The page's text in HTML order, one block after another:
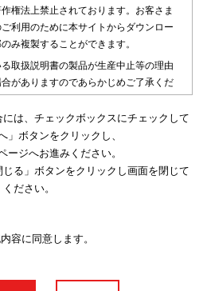
権法上禁止されております。お客さま
利用のために本サイトからダウンロー
み複製することができます。
取扱説明書の製品が生産中止等の理由
がありますのであらかじめご了承くだ
取扱説明書は、製品が発売された時点
。従いまして本サイトに掲載されてい
お客さまがお持ちの製品の仕様がその
変更になる場合がございます。本サイ
明書の内容とお手持ちの製品の仕様に
は、チェックボックスにチェックして
」ボタンをクリックし、
ージへお進みください。
る」ボタンをクリックし画面を閉じて
ください。
容に同意します。